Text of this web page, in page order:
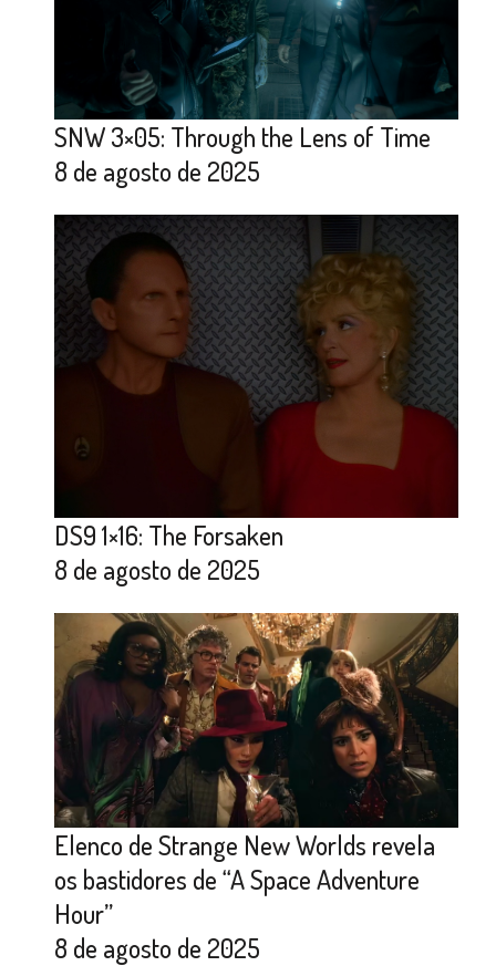
SNW 3×05: Through the Lens of Time
8 de agosto de 2025
DS9 1×16: The Forsaken
8 de agosto de 2025
Elenco de Strange New Worlds revela
os bastidores de “A Space Adventure
Hour”
8 de agosto de 2025